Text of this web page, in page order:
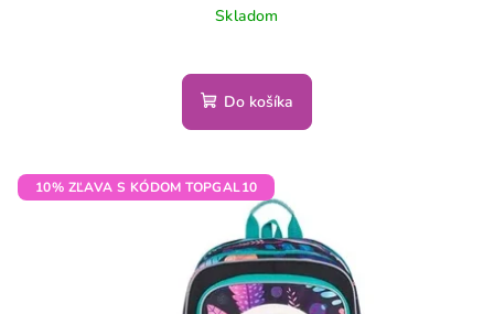
Skladom
Do košíka
10% ZĽAVA S KÓDOM TOPGAL10